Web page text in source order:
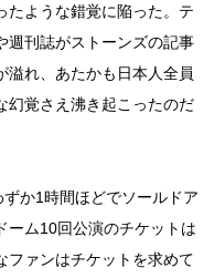
たような錯覚に陥った。テ
週刊誌がストーンズの記事
溢れ、あたかも日本人全員
幻覚さえ沸き起こったのだ
か1時間ほどでソールドア
ーム10回公演のチケットは
ファンはチケットを求めて